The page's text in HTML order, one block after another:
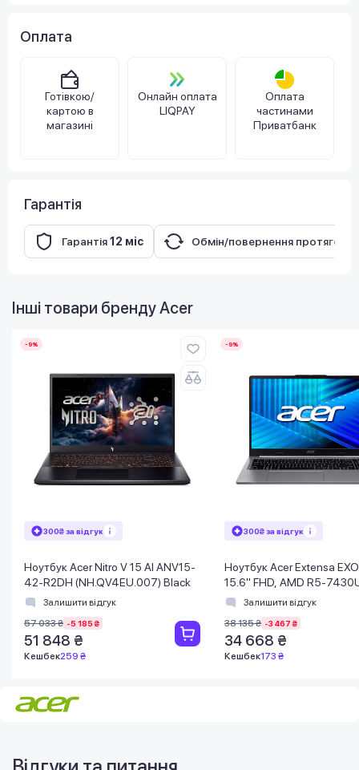
Оплата
Готівкою/
картою в
магазині
Онлайн оплата
LIQPAY
Оплата
частинами
Приватбанк
Гарантія
Гарантія12 міс Обмін/повернення протягом
Інші товари брендуAcer
-9%
300₴ за відгук
Ноутбук Acer Nitro V 15 AI ANV15-
42-R2DH (NH.QV4EU.007) Black
Залишити відгук
57 033 ₴ -5 185 ₴
51 848 ₴
Кешбек259 ₴
-9%
300₴ за відгук
Ноутбук Acer Extensa
15.6" FHD, AMD R5-
F512GB, UMA, Lin, сірий
Залишити відгук
38 135 ₴ -3 467 ₴
34 668 ₴
Кешбек173 ₴